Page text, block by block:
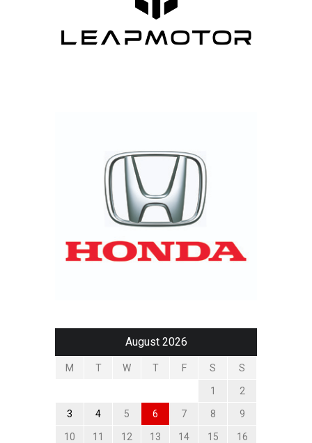
August 2026
M T W T F S S
1 2
3 4 5 6 7 8 9
10 11 12 13 14 15 16